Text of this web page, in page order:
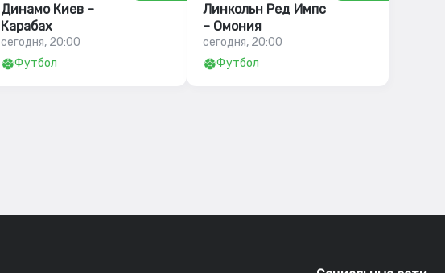
Динамо Киев –
Карабах
сегодня, 20:00
Футбол
Линкольн Ред Импс
– Омония
сегодня, 20:00
Футбол